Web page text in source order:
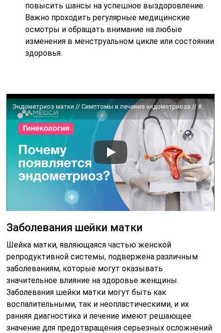
повысить шансы на успешное выздоровление.
Важно проходить регулярные медицинские
осмотры и обращать внимание на любые
изменения в менструальном цикле или состоянии
здоровья.
Эндометриоз матки // Симптомы и лечение эндометриоза // #медси #эндометриоз #гинекология
Заболевания шейки матки
Шейка матки, являющаяся частью женской
репродуктивной системы, подвержена различным
заболеваниям, которые могут оказывать
значительное влияние на здоровье женщины.
Заболевания шейки матки могут быть как
воспалительными, так и неопластическими, и их
ранняя диагностика и лечение имеют решающее
значение для предотвращения серьезных осложнений.